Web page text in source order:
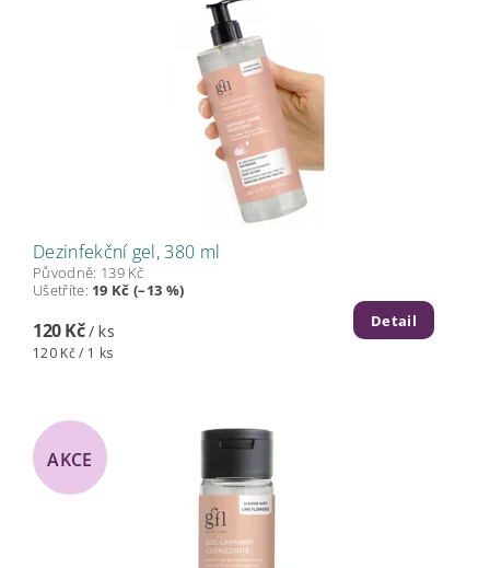
Dezinfekční gel, 380 ml
Původně: 139 Kč
Ušetříte: 19 Kč (–13 %)
120 Kč/ ks
120 Kč / 1 ks
Detail
AKCE